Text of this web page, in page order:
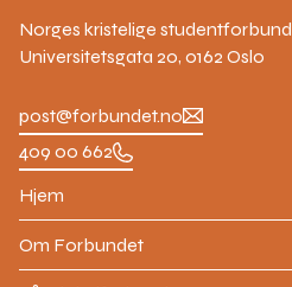
Norges kristelige studentforbund
Universitetsgata 20, 0162 Oslo
post@forbundet.no
409 00 662
Hjem
Om Forbundet